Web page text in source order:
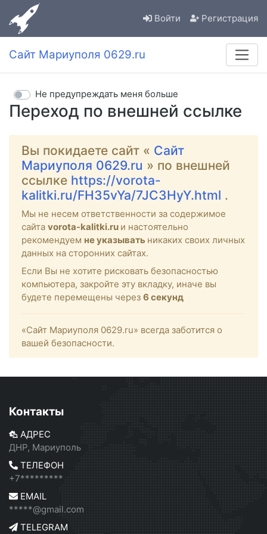
Войти Регистрация
Сайт Мариуполя 0629.ru
Переход по внешней ссылке
Не предупреждать меня больше
Вы покидаете сайт « Сайт
Мариуполя 0629.ru » по внешней
ссылке https://vorota-
kalitki.ru/FH35vYa/7JC3HyY.html .
Мы не несем ответственности за содержимое
сайта vorota-kalitki.ru и настоятельно
рекомендуем не указывать никаких своих личных
данных на сторонних сайтах.
Если Вы не хотите рисковать безопасностью
компьютера, закройте эту вкладку, иначе вы
будете перемещены через 6 секунд
«Сайт Мариуполя 0629.ru» всегда заботится о
вашей безопасности.
Контакты
АДРЕС
ДНР, Мариуполь
ТЕЛЕФОН
+7*********
EMAIL
*****@gmail.com
TELEGRAM